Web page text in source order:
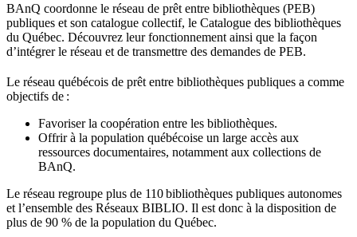
BAnQ coordonne le réseau de prêt entre bibliothèques (PEB)
publiques et son catalogue collectif, le Catalogue des bibliothèques
du Québec. Découvrez leur fonctionnement ainsi que la façon
d’intégrer le réseau et de transmettre des demandes de PEB.
Le réseau québécois de prêt entre bibliothèques publiques a comme
objectifs de :
Favoriser la coopération entre les bibliothèques.
Offrir à la population québécoise un large accès aux
ressources documentaires, notamment aux collections de
BAnQ.
Le réseau regroupe plus de 110bibliothèques publiques autonomes
et l’ensemble des Réseaux BIBLIO. Il est donc à la disposition de
plus de 90 % de la population du Québec.